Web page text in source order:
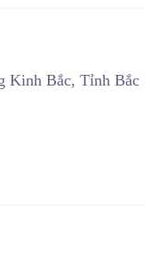
Kinh Bắc, Tỉnh Bắc